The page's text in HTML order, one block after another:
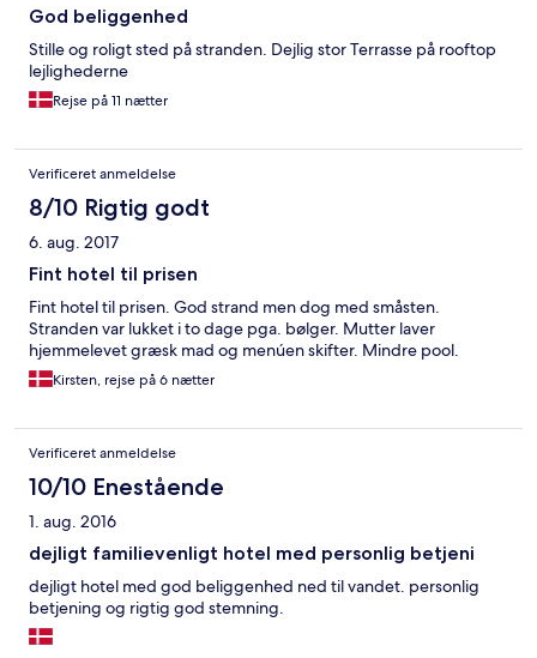
God beliggenhed
Stille og roligt sted på stranden. Dejlig stor Terrasse på rooftop
lejlighederne
Rejse på 11 nætter
Verificeret anmeldelse
8/10 Rigtig godt
6. aug. 2017
Fint hotel til prisen
Fint hotel til prisen. God strand men dog med småsten.
Stranden var lukket i to dage pga. bølger. Mutter laver
hjemmelevet græsk mad og menúen skifter. Mindre pool.
Kirsten, rejse på 6 nætter
Verificeret anmeldelse
10/10 Enestående
1. aug. 2016
dejligt familievenligt hotel med personlig betjeni
dejligt hotel med god beliggenhed ned til vandet. personlig
betjening og rigtig god stemning.